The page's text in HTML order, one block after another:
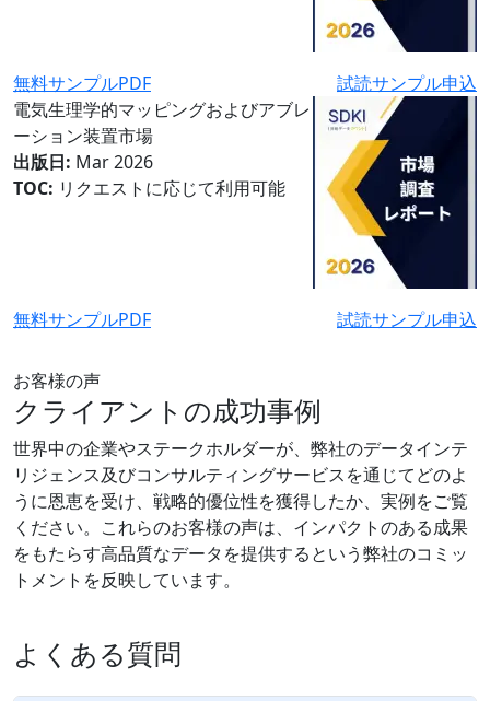
無料サンプルPDF
試読サンプル申込
電気生理学的マッピングおよびアブレ
ーション装置市場
出版日: Mar 2026
TOC: リクエストに応じて利用可能
無料サンプルPDF 試読サンプル申込
お客様の声
クライアントの成功事例
世界中の企業やステークホルダーが、弊社のデータインテ
リジェンス及びコンサルティングサービスを通じてどのよ
うに恩恵を受け、戦略的優位性を獲得したか、実例をご覧
ください。これらのお客様の声は、インパクトのある成果
をもたらす高品質なデータを提供するという弊社のコミッ
トメントを反映しています。
よくある質問